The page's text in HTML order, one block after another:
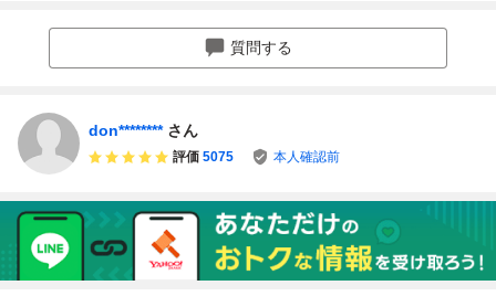
質問する
don******** さん
評価 5075 本人確認前